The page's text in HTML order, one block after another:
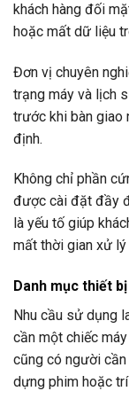
khách hàng đối
hoặc mất dữ liệu
Đơn vị chuyên
trạng máy và lịch
trước khi bàn giao
định.
Không chỉ phần
được cài đặt đầy
là yếu tố giúp
mất thời gian xử
Danh mục thiết
Nhu cầu sử dụng
cần một chiếc
cũng có người
dựng phim hoặc